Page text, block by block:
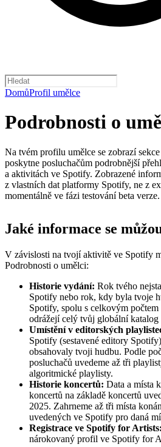
DomůProfil umělce
Podrobnosti o
Na tvém profilu umělce se zobrazí
poskytne posluchačům podrobnější
a aktivitách ve Spotify. Zobrazené
z vlastních dat platformy Spotify, ne z
momentálně ve fázi testování beta verze.
Jaké informace se
V závislosti na tvojí aktivitě ve Spotify
Podrobnosti o umělci:
Historie vydání: Rok tvého
Spotify nebo rok, kdy byla tvoje
Spotify, spolu s celkovým
odrážejí celý tvůj globální katalog
Umístění v editorských
Spotify (sestavené editory
obsahovaly tvoji hudbu. Podle
posluchačů uvedeme až tři
algoritmické playlisty.
Historie koncertů: Data a místa
koncertů na základě koncertů
2025. Zahrneme až tři místa
uvedených ve Spotify pro daná
Registrace ve Spotify for Artists:
nárokovaný profil ve Spotify for